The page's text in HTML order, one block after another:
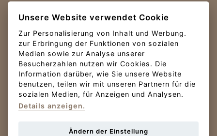
Geschäftsbedingungen /Datenschutz/
Design Trigema + Re-Hab / Creative boutique s.r.o.
Implementierung und Betrieb Nux s.r.o.
Online-Zahlungen
Die Zahlung der Reservierungsgebühr erfolgt über das
Gopay-Zahlungsgateway.
Unsere Website verwendet Cookie
Zur Personalisierung von Inhalt und Werbung.
zur Erbringung der Funktionen von sozialen
Medien sowie zur Analyse unserer
Besucherzahlen nutzen wir Cookies. Die
Information darüber, wie Sie unsere Website
benutzen, teilen wir mit unseren Partnern für die
sozialen Medien, für Anzeigen und Analysen.
Details anzeigen.
Ändern der Einstellung